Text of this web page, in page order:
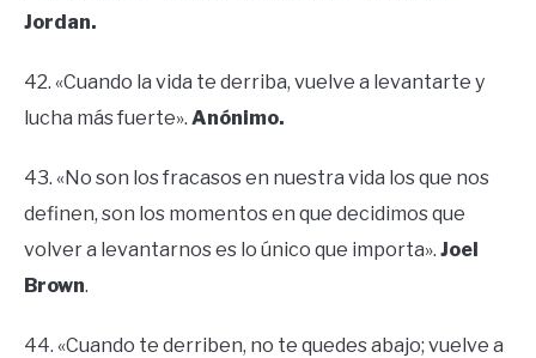
Jordan.
42. «Cuando la vida te derriba, vuelve a levantarte y
lucha más fuerte». Anónimo.
43. «No son los fracasos en nuestra vida los que nos
definen, son los momentos en que decidimos que
volver a levantarnos es lo único que importa». Joel
Brown.
44. «Cuando te derriben, no te quedes abajo; vuelve a